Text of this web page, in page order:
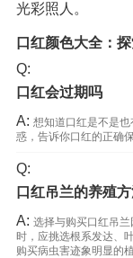
光彩照人。
口红颜色大全：
Q:
口红会过期吗
A: 想知道口红是不是也
惑，告诉你口红的正确
Q:
口红吊兰的养殖
A: 选择与购买口红吊
时，应挑选根系发达、
购买病虫害迹象明显的